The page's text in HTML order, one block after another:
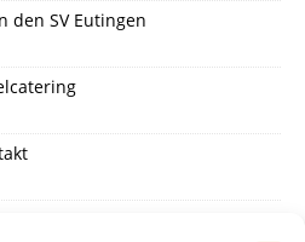
den SV Eutingen